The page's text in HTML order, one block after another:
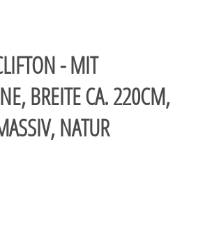
- MIT
BREITE CA. 220CM,
NATUR